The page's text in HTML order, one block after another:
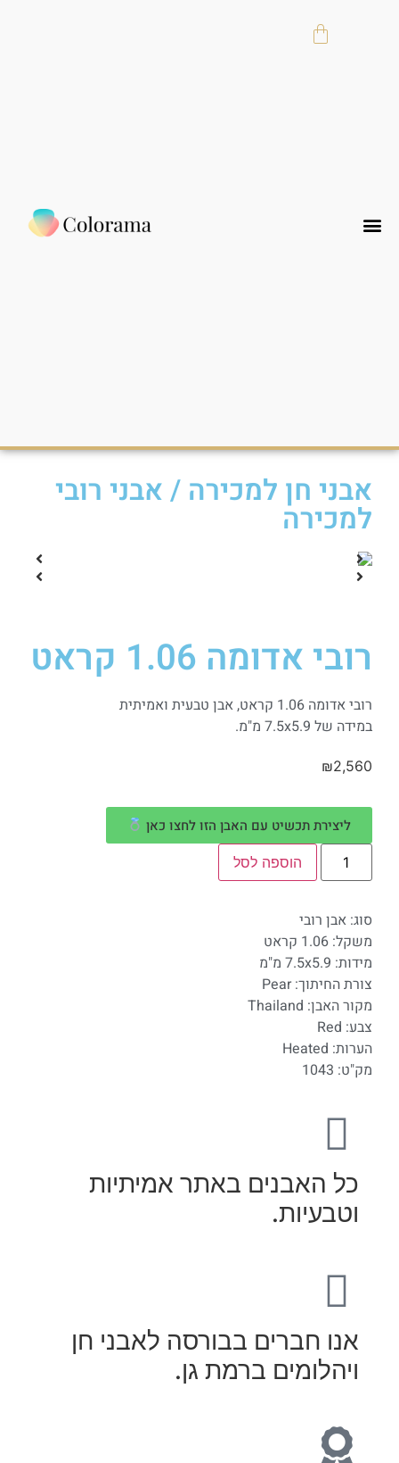
אבני חן למכירה /אבני רובי
למכירה
רובי אדומה 1.06 קראט
רובי אדומה 1.06 קראט, אבן טבעית ואמיתית
במידה של 7.5x5.9 מ"מ.
₪2,560
ליצירת תכשיט עם האבן הזו לחצו כאן
הוספה לסל
סוג: אבן רובי
משקל: 1.06 קראט
מידות: 7.5x5.9 מ"מ
צורת החיתוך: Pear
מקור האבן: Thailand
צבע: Red
הערות: Heated
מק"ט: 1043
כל האבנים באתר אמיתיות
וטבעיות.
אנו חברים בבורסה לאבני חן
ויהלומים ברמת גן.